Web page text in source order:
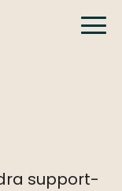
support-